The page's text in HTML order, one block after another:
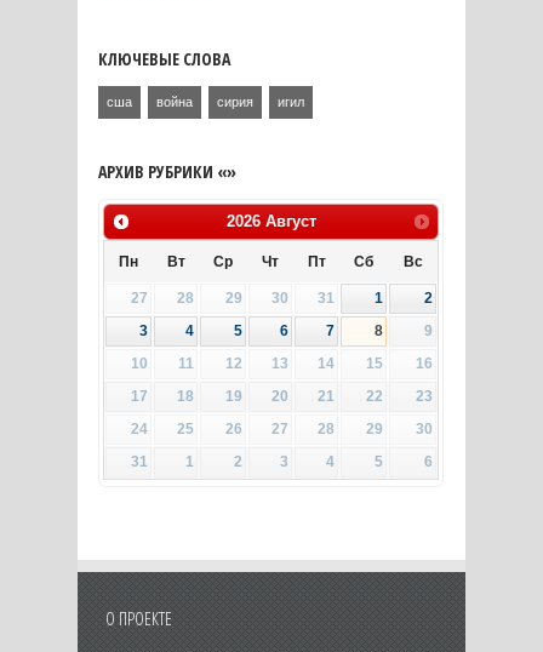
КЛЮЧЕВЫЕ СЛОВА
сша война сирия игил
АРХИВ РУБРИКИ «»
2026 Август
Пн Вт Ср Чт Пт Сб Вс
27 28 29 30 31 1
2
3
4 5 6 7 8
9
10
11 12 13 14 15
16
17
18 19 20 21 22
23
24
25 26 27 28 29
30
31
1 2 3 4 5 6
О ПРОЕКТЕ